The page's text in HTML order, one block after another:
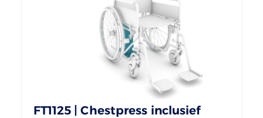
FT1125 | Chestpress inclusief